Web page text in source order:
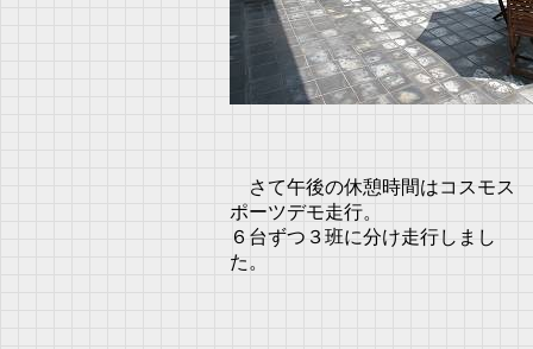
さて午後の休憩時間はコスモス
ポーツデモ走行。
６台ずつ３班に分け走行しまし
た。